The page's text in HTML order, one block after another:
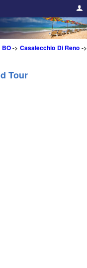
BO->Casalecchio Di Reno ->
Tour